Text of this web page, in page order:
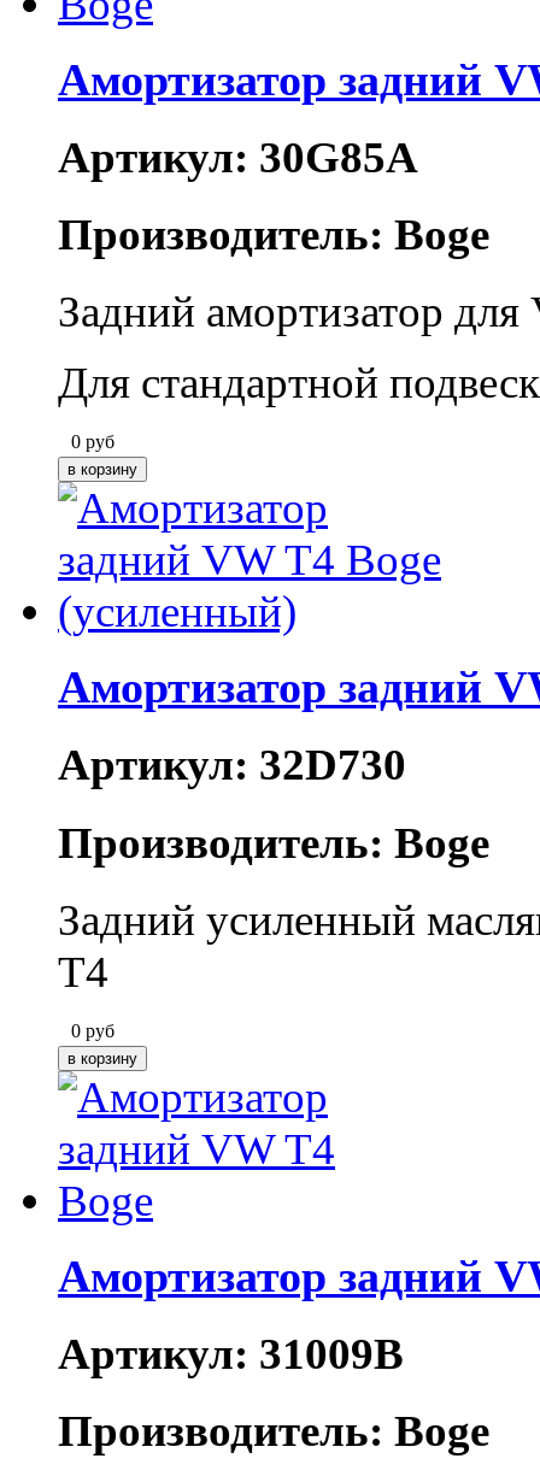
Амортизатор задний
Артикул: 30G85A
Производитель: Boge
Задний амортизатор
Для стандартной
0 руб
Амортизатор задний
Артикул: 32D730
Производитель: Boge
Задний усиленный
T4
0 руб
Амортизатор задний
Артикул: 31009B
Производитель: Boge